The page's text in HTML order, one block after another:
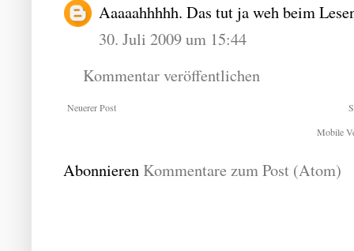
Aaaaahhhhh. Das tut ja weh beim
30. Juli 2009 um 15:44
Kommentar veröffentlichen
Neuerer Post
Mobile
Abonnieren Kommentare zum Post (Atom)